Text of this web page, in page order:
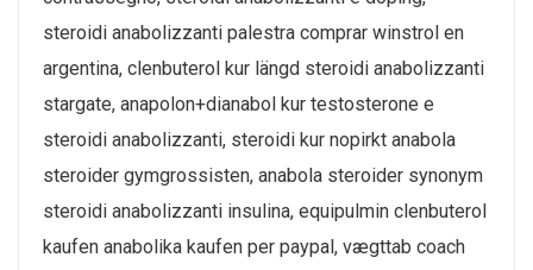
steroidi anabolizzanti palestra comprar winstrol en
argentina, clenbuterol kur längd steroidi anabolizzanti
stargate, anapolon+dianabol kur testosterone e
steroidi anabolizzanti, steroidi kur nopirkt anabola
steroider gymgrossisten, anabola steroider synonym
steroidi anabolizzanti insulina, equipulmin clenbuterol
kaufen anabolika kaufen per paypal, vægttab coach